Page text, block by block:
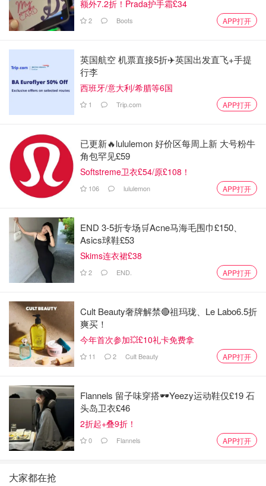
不喜欢孜然味的可以跳过这一步。
的。可以和孜然一起用，也可以单用。
腌入味之后洗掉，也顺便好好洗一下生肉。然后再调个自己
喜欢的料汁腌几个小时。这是肉除了孜然和咸味出来的最终
味道。比如BBQ酱，自己配酸甜汁 ，等等。
放在烤箱里后，上面可以薄刷一层蜂蜜，烤出来有亮晶晶焦
黄的效果，甜口，卖相漂亮。我是250度烤7分钟，拿出来
翻面，然后再烤5分钟。
额外7.2折！Prada护手霜£34
2 Boots APP打开
英国航空 机票直接5折✈️英国出发直飞+手提
行李
西班牙/意大利/希腊等6国
1 Trip.com APP打开
已更新🔥lululemon 好价区每周上新 大号粉牛
角包罕见£59
Softstreme卫衣£54/原£108！
106 lululemon APP打开
END 3-5折专场🛒Acne马海毛围巾£150、
Asics球鞋£53
Skims连衣裙£38
2 END. APP打开
Cult Beauty奢牌解禁🔴祖玛珑、Le Labo6.5折
爽买！
今年首次参加💥£10礼卡免费拿
11 2 Cult Beauty APP打开
Flannels 留子味穿搭🕶️Yeezy运动鞋仅£19 石
头岛卫衣£46
2折起+叠9折！
0 Flannels APP打开
大家都在抢